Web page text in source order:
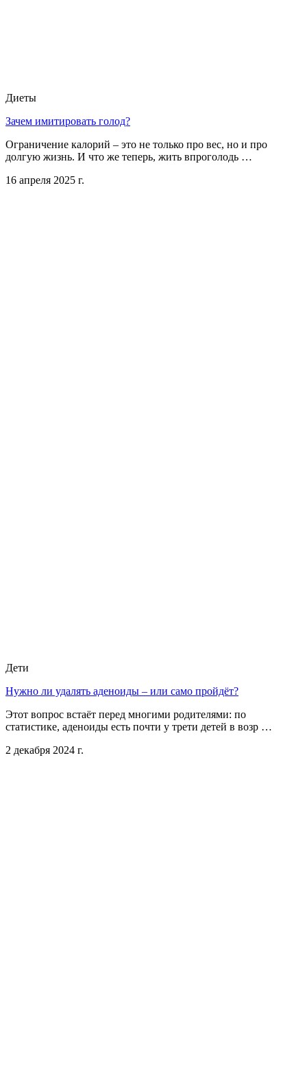
Диеты
Зачем имитировать голод?
Ограничение калорий – это не только про вес, но и про
долгую жизнь. И что же теперь, жить впроголодь …
16 апреля 2025 г.
Дети
Нужно ли удалять аденоиды – или само пройдёт?
Этот вопрос встаёт перед многими родителями: по
статистике, аденоиды есть почти у трети детей в возр …
2 декабря 2024 г.